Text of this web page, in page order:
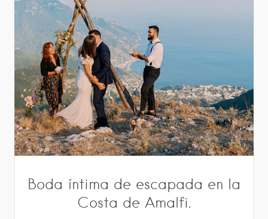
Boda íntima de escapada en la
Costa de Amalfi.